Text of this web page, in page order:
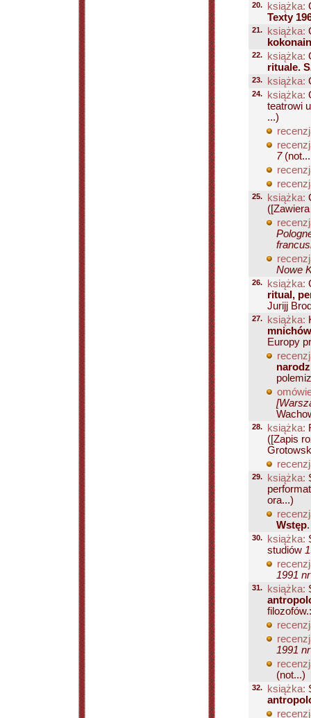
20. książka:
Texty
21. książka:
22. książka:
rituale.
23. książka:
24. książka:
teatrowi
...)
7
25. książka:
Nowe
26. książka:
ritual,
Jurijj
27. książka:
Europy
28. książka:
([Zapis
29. książka:
ora...)
Wstęp
30. książka:
studiów
1991
31. książka:
1991
(not...)
32. książka: